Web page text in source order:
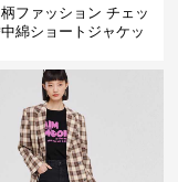
ファッション チェッ
綿ショートジャケッ